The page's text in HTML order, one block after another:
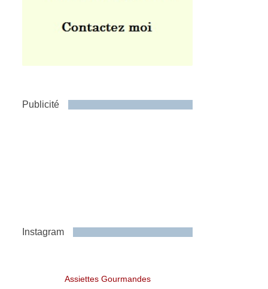
Publicité
Instagram
Assiettes Gourmandes